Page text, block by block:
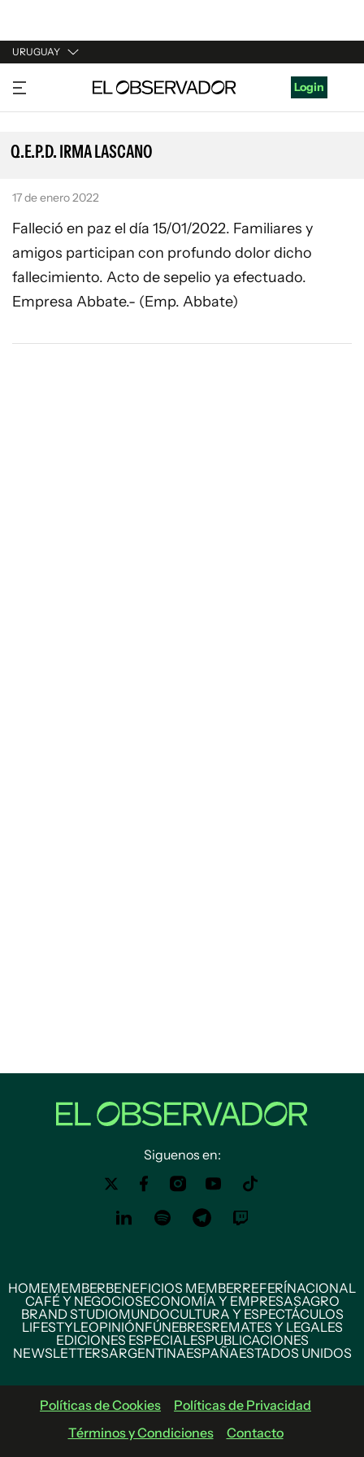
URUGUAY
URUGUAY
ARGENTINA
ESPAÑA
Login
Q.E.P.D. IRMA LASCANO
17 de enero 2022
Falleció en paz el día 15/01/2022. Familiares y
amigos participan con profundo dolor dicho
fallecimiento. Acto de sepelio ya efectuado.
Empresa Abbate.- (Emp. Abbate)
Siguenos en:
HOMEMEMBERBENEFICIOS MEMBERREFERÍNACIONAL
CAFÉ Y NEGOCIOSECONOMÍA Y EMPRESASAGRO
BRAND STUDIOMUNDOCULTURA Y ESPECTÁCULOS
LIFESTYLEOPINIÓNFÚNEBRESREMATES Y LEGALES
EDICIONES ESPECIALESPUBLICACIONES
NEWSLETTERSARGENTINAESPAÑAESTADOS UNIDOS
Políticas de Cookies
Políticas de Privacidad
Términos y Condiciones
Contacto